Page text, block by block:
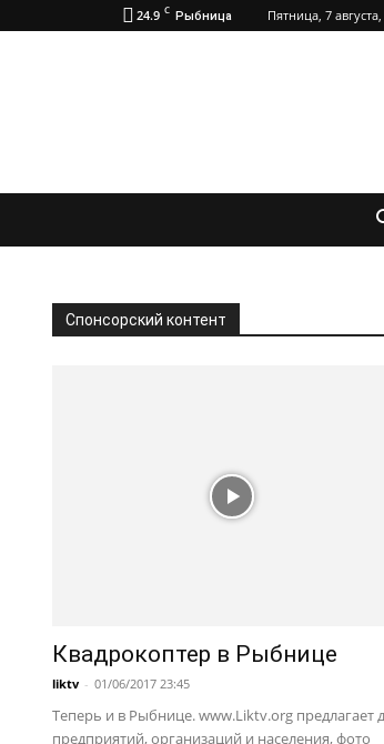
24.9 C Рыбница Пятница, 7
Спонсорский контент
Квадрокоптер в Рыбнице
liktv - 01/06/2017 23:45
Теперь и в Рыбнице. www.Liktv.org предлагает
предприятий, организаций и населения, фото